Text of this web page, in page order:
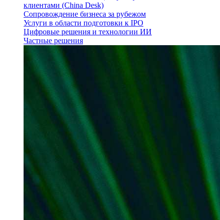
клиентами (China Desk)
Сопровождение бизнеса за рубежом
Услуги в области подготовки к IPO
Цифровые решения и технологии ИИ
Частные решения